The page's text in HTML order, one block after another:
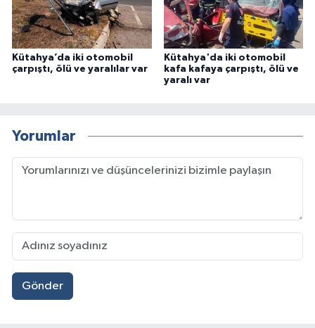
Kütahya’da iki otomobil
çarpıştı, ölü ve yaralılar var
Kütahya'da iki otomobil
kafa kafaya çarpıştı, ölü ve
yaralı var
Yorumlar
Gönder